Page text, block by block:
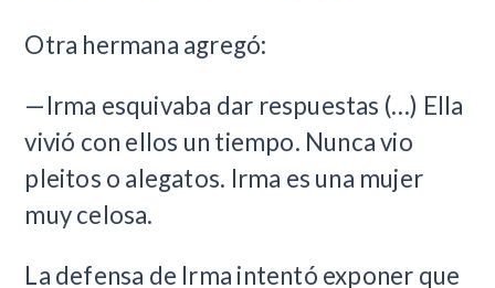
Otra hermana agregó:
—Irma esquivaba dar respuestas (…) Ella
vivió con ellos un tiempo. Nunca vio
pleitos o alegatos. Irma es una mujer
muy celosa.
La defensa de Irma intentó exponer que